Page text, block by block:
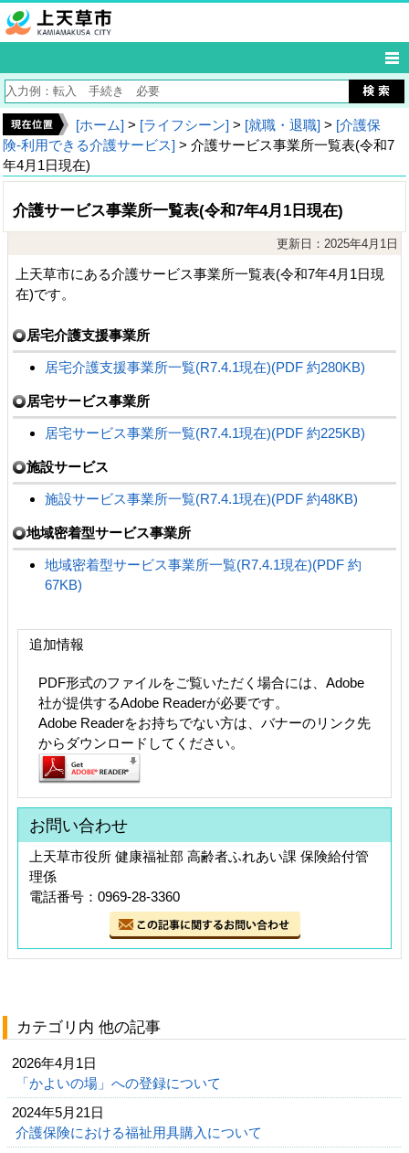
[ホーム] > [ライフシーン] > [就職・退職] > [介護保
険‐利用できる介護サービス] > 介護サービス事業所一覧表(令和7
年4月1日現在)
介護サービス事業所一覧表(令和7年4月1日現在)
更新日：2025年4月1日
上天草市にある介護サービス事業所一覧表(令和7年4月1日現
在)です。
居宅介護支援事業所
居宅介護支援事業所一覧(R7.4.1現在)(PDF 約280KB)
居宅サービス事業所
居宅サービス事業所一覧(R7.4.1現在)(PDF 約225KB)
施設サービス
施設サービス事業所一覧(R7.4.1現在)(PDF 約48KB)
地域密着型サービス事業所
地域密着型サービス事業所一覧(R7.4.1現在)(PDF 約
67KB)
追加情報
PDF形式のファイルをご覧いただく場合には、Adobe
社が提供するAdobe Readerが必要です。
Adobe Readerをお持ちでない方は、バナーのリンク先
からダウンロードしてください。
お問い合わせ
上天草市役所 健康福祉部 高齢者ふれあい課 保険給付管
理係
電話番号：0969-28-3360
カテゴリ内 他の記事
2026年4月1日
「かよいの場」への登録について
2024年5月21日
介護保険における福祉用具購入について